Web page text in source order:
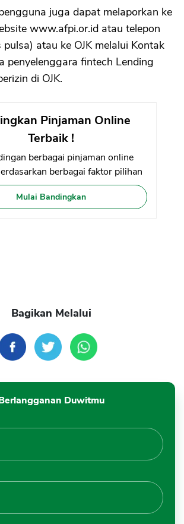
juga dapat melaporkan ke
www.afpi.or.id atau telepon
atau ke OJK melalui Kontak
penyelenggara fintech Lending
di OJK.
Pinjaman Online
Terbaik !
berbagai pinjaman online
berbagai faktor pilihan
Mulai Bandingkan
Bagikan Melalui
Duwitmu